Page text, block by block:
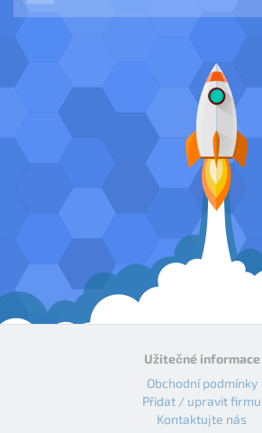
Užitečné informace
Obchodní podmínky
Přidat / upravit firmu
Kontaktujte nás